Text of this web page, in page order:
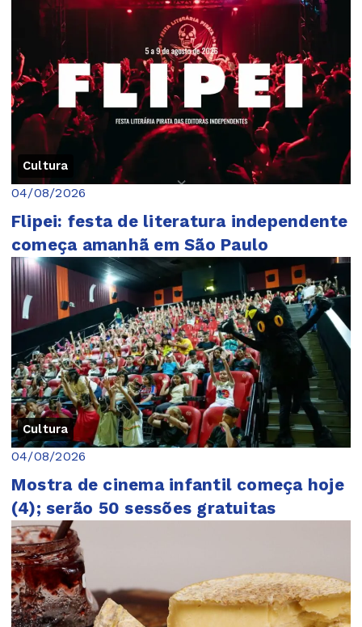
Cultura
04/08/2026
Flipei: festa de literatura independente
começa amanhã em São Paulo
Cultura
04/08/2026
Mostra de cinema infantil começa hoje
(4); serão 50 sessões gratuitas